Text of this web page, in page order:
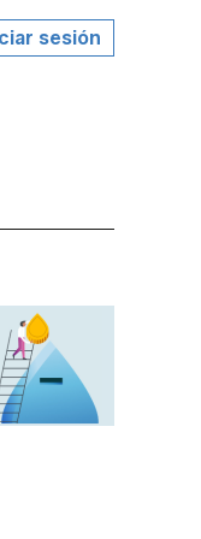
sesión